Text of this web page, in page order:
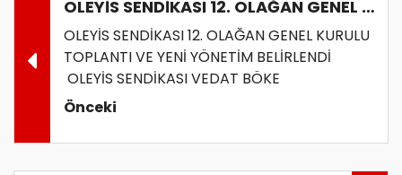
OLEYİS SENDİKASI 12. OLAĞAN GENEL KURULU
OLEYİS SENDİKASI 12. OLAĞAN GENEL KURULU
TOPLANTI VE YENİ YÖNETİM BELİRLENDİ
OLEYİS SENDİKASI VEDAT BÖKE
Önceki